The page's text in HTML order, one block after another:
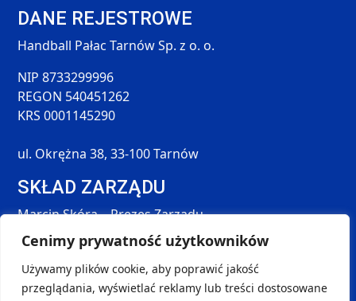
Cenimy prywatność użytkowników
Używamy plików cookie, aby poprawić jakość
przeglądania, wyświetlać reklamy lub treści dostosowane
DANE REJESTROWE
Handball Pałac Tarnów Sp. z o. o.
NIP 8733299996
REGON 540451262
KRS 0001145290
ul. Okrężna 38, 33-100 Tarnów
SKŁAD ZARZĄDU
Marcin Skóra – Prezes Zarządu
Maciej Hołda – Członek Zarządu
Tomasz Śmieszek – Członek Zarządu
DANE KONTAKTOWE